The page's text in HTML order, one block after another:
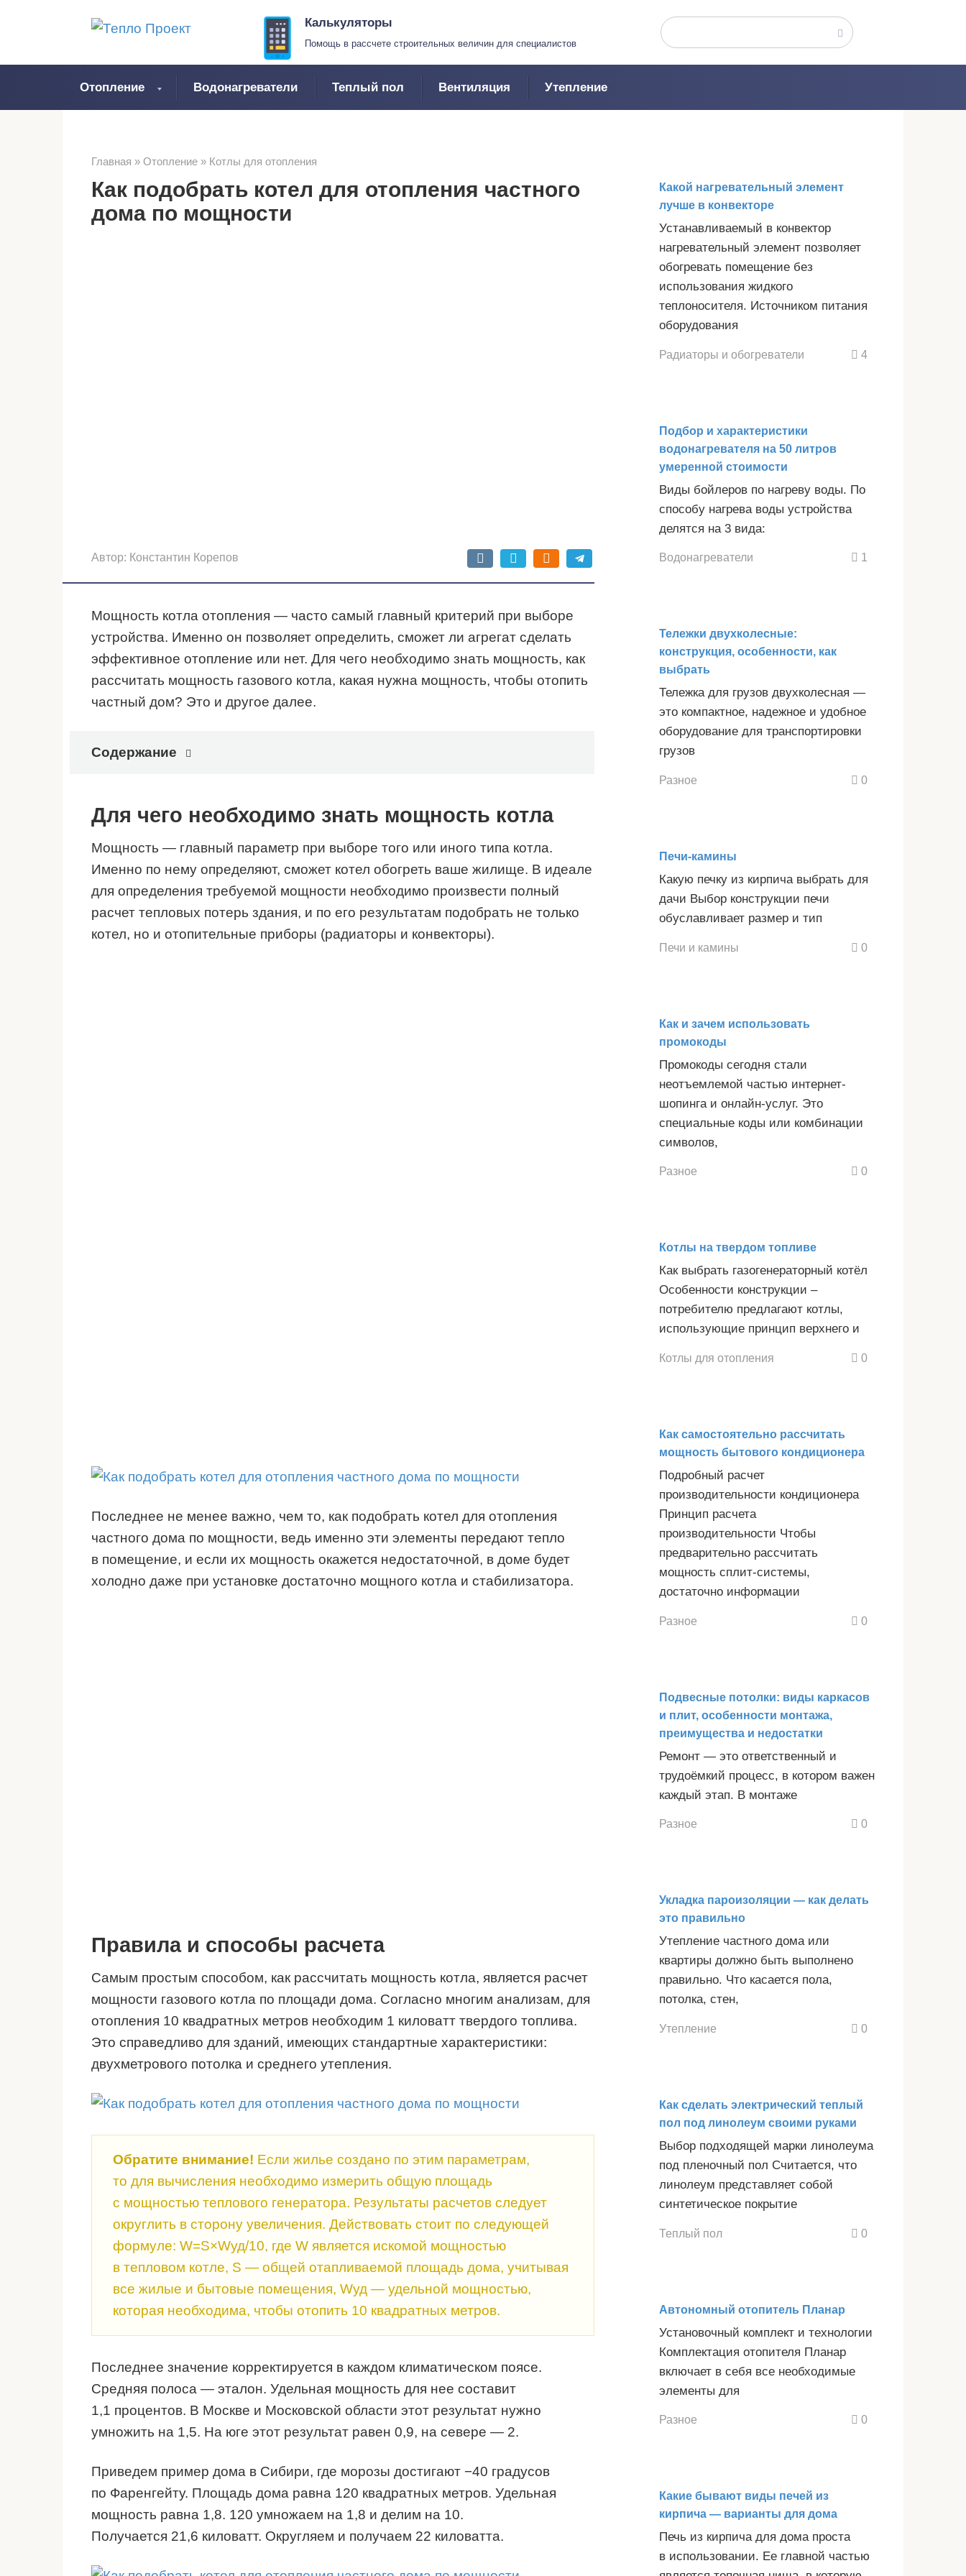
Калькуляторы
Помощь в рассчете строительных величин для специалистов
Поиск:
Отопление Водонагреватели Теплый пол Вентиляция Утепление
Главная » Отопление » Котлы для отопления
Как подобрать котел для отопления частного
дома по мощности
Автор: Константин Корепов
Мощность котла отопления — часто самый главный критерий при выборе
устройства. Именно он позволяет определить, сможет ли агрегат сделать
эффективное отопление или нет. Для чего необходимо знать мощность, как
рассчитать мощность газового котла, какая нужна мощность, чтобы отопить
частный дом? Это и другое далее.
Содержание
Для чего необходимо знать мощность котла
Мощность — главный параметр при выборе того или иного типа котла.
Именно по нему определяют, сможет котел обогреть ваше жилище. В идеале
для определения требуемой мощности необходимо произвести полный
расчет тепловых потерь здания, и по его результатам подобрать не только
котел, но и отопительные приборы (радиаторы и конвекторы).
Последнее не менее важно, чем то, как подобрать котел для отопления
частного дома по мощности, ведь именно эти элементы передают тепло
в помещение, и если их мощность окажется недостаточной, в доме будет
холодно даже при установке достаточно мощного котла и стабилизатора.
Правила и способы расчета
Самым простым способом, как рассчитать мощность котла, является расчет
мощности газового котла по площади дома. Согласно многим анализам, для
отопления 10 квадратных метров необходим 1 киловатт твердого топлива.
Это справедливо для зданий, имеющих стандартные характеристики:
двухметрового потолка и среднего утепления.
Обратите внимание! Если жилье создано по этим параметрам,
то для вычисления необходимо измерить общую площадь
с мощностью теплового генератора. Результаты расчетов следует
округлить в сторону увеличения. Действовать стоит по следующей
формуле: W=S×Wуд/10, где W является искомой мощностью
в тепловом котле, S — общей отапливаемой площадь дома, учитывая
все жилые и бытовые помещения, Wуд — удельной мощностью,
которая необходима, чтобы отопить 10 квадратных метров.
Последнее значение корректируется в каждом климатическом поясе.
Средняя полоса — эталон. Удельная мощность для нее составит
1,1 процентов. В Москве и Московской области этот результат нужно
умножить на 1,5. На юге этот результат равен 0,9, на севере — 2.
Приведем пример дома в Сибири, где морозы достигают −40 градусов
по Фаренгейту. Площадь дома равна 120 квадратных метров. Удельная
мощность равна 1,8. 120 умножаем на 1,8 и делим на 10.
Получается 21,6 киловатт. Округляем и получаем 22 киловатта.
Какой нагревательный элемент
лучше в конвекторе
Устанавливаемый в конвектор
нагревательный элемент позволяет
обогревать помещение без
использования жидкого
теплоносителя. Источником питания
оборудования
Радиаторы и обогреватели 4
Подбор и характеристики
водонагревателя на 50 литров
умеренной стоимости
Виды бойлеров по нагреву воды. По
способу нагрева воды устройства
делятся на 3 вида:
Водонагреватели 1
Тележки двухколесные:
конструкция, особенности, как
выбрать
Тележка для грузов двухколесная —
это компактное, надежное и удобное
оборудование для транспортировки
грузов
Разное 0
Печи-камины
Какую печку из кирпича выбрать для
дачи Выбор конструкции печи
обуславливает размер и тип
Печи и камины 0
Как и зачем использовать
промокоды
Промокоды сегодня стали
неотъемлемой частью интернет-
шопинга и онлайн-услуг. Это
специальные коды или комбинации
символов,
Разное 0
Котлы на твердом топливе
Как выбрать газогенераторный котёл
Особенности конструкции –
потребителю предлагают котлы,
использующие принцип верхнего и
Котлы для отопления 0
Как самостоятельно рассчитать
мощность бытового кондиционера
Подробный расчет
производительности кондиционера
Принцип расчета
производительности Чтобы
предварительно рассчитать
мощность сплит-системы,
достаточно информации
Разное 0
Подвесные потолки: виды каркасов
и плит, особенности монтажа,
преимущества и недостатки
Ремонт — это ответственный и
трудоёмкий процесс, в котором важен
каждый этап. В монтаже
Разное 0
Укладка пароизоляции — как делать
это правильно
Утепление частного дома или
квартиры должно быть выполнено
правильно. Что касается пола,
потолка, стен,
Утепление 0
Как сделать электрический теплый
пол под линолеум своими руками
Выбор подходящей марки линолеума
под пленочный пол Считается, что
линолеум представляет собой
синтетическое покрытие
Теплый пол 0
Автономный отопитель Планар
Установочный комплект и технологии
Комплектация отопителя Планар
включает в себя все необходимые
элементы для
Разное 0
Какие бывают виды печей из
кирпича — варианты для дома
Печь из кирпича для дома проста
в использовании. Ее главной частью